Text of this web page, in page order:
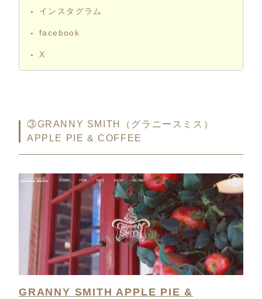
インスタグラム
facebook
X
③GRANNY SMITH（グラニースミス）
APPLE PIE & COFFEE
GRANNY SMITH APPLE PIE &